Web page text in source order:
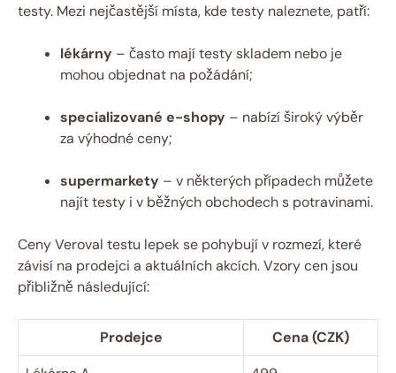
testy. Mezi nejčastější⁤ místa, kde testy naleznete, patří:
lékárny – často mají testy skladem nebo je
⁤mohou objednat na požádání;
specializované e-shopy – nabízí široký výběr
za výhodné ceny;
supermarkety – v některých případech můžete
najít testy i v běžných obchodech s potravinami.
Ceny Veroval testu lepek se pohybují v rozmezí, které⁣
závisí na prodejci a aktuálních akcích. Vzory cen jsou
přibližně⁢ následující:
Prodejce
Cena (CZK)